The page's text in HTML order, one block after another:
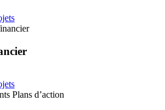
Plans d’action